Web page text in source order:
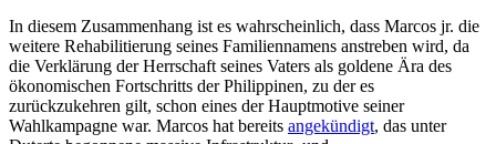
In diesem Zusammenhang ist es wahrscheinlich, dass Marcos jr. die
weitere Reha­bi­litierung seines Familien­namens an­streben wird, da
die Verklärung der Herr­schaft seines Vaters als goldene Ära des
ökonomischen Fortschritts der Philippinen, zu der es
zurückzukehren gilt, schon eines der Hauptmotive seiner
Wahlkampagne war. Marcos hat bereits angekündigt, das unter